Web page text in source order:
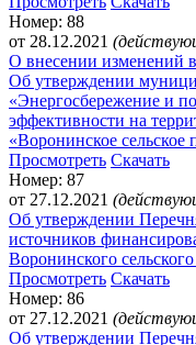
Номер: 88
от 28.12.2021
О внесении изменений
Об утверждении
«Энергосбережение и
эффективности на
«Воронинское сельское
Просмотреть Скачать
Номер: 87
от 27.12.2021
Об утверждении
источников
Воронинского
Просмотреть Скачать
Номер: 86
от 27.12.2021
Об утверждении